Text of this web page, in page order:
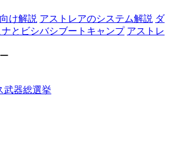
け解説 アストレアのシステム解説 ダ
ナとビシバシブートキャンプ アストレ
武器総選挙